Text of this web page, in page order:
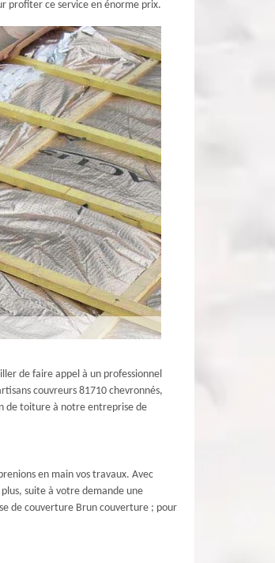
profiter ce service en énorme prix.
de faire appel à un professionnel
couvreurs 81710 chevronnés,
de toiture à notre entreprise de
en main vos travaux. Avec
suite à votre demande une
de couverture Brun couverture ; pour